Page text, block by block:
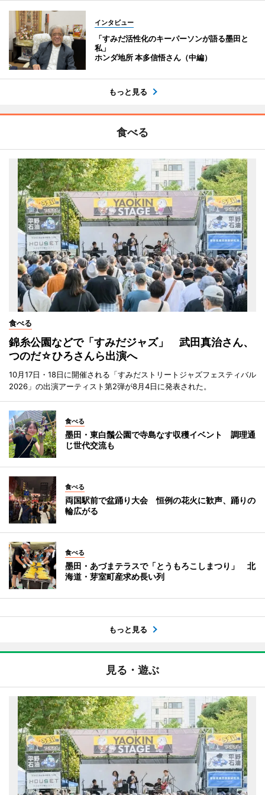
インタビュー
「すみだ活性化のキーパーソンが語る墨田と
私」
ホンダ地所 本多信悟さん（中編）
もっと見る
食べる
食べる
錦糸公園などで「すみだジャズ」 武田真治さん、
つのだ☆ひろさんら出演へ
10月17日・18日に開催される「すみだストリートジャズフェスティバル
2026」の出演アーティスト第2弾が8月4日に発表された。
食べる
墨田・東白鬚公園で寺島なす収穫イベント 調理通
じ世代交流も
食べる
両国駅前で盆踊り大会 恒例の花火に歓声、踊りの
輪広がる
食べる
墨田・あづまテラスで「とうもろこしまつり」 北
海道・芽室町産求め長い列
もっと見る
見る・遊ぶ